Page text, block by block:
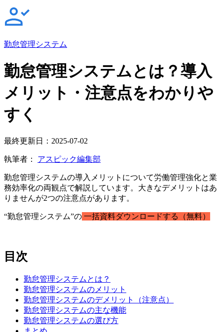
勤怠管理システム
勤怠管理システムとは？導入
メリット・注意点をわかりや
すく
最終更新日：2025-07-02
執筆者： アスピック編集部
勤怠管理システムの導入メリットについて労働管理強化と業
務効率化の両観点で解説しています。大きなデメリットはあ
りませんが2つの注意点があります。
“勤怠管理システム”の 一括資料ダウンロードする（無料）
目次
勤怠管理システムとは？
勤怠管理システムのメリット
勤怠管理システムのデメリット（注意点）
勤怠管理システムの主な機能
勤怠管理システムの選び方